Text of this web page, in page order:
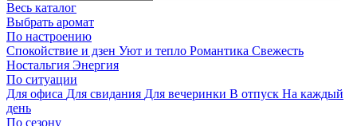
Весь каталог
Выбрать аромат
По настроению
Спокойствие и дзен Уют и тепло Романтика Свежесть
Ностальгия Энергия
По ситуации
Для офиса Для свидания Для вечеринки В отпуск На каждый
день
По сезону